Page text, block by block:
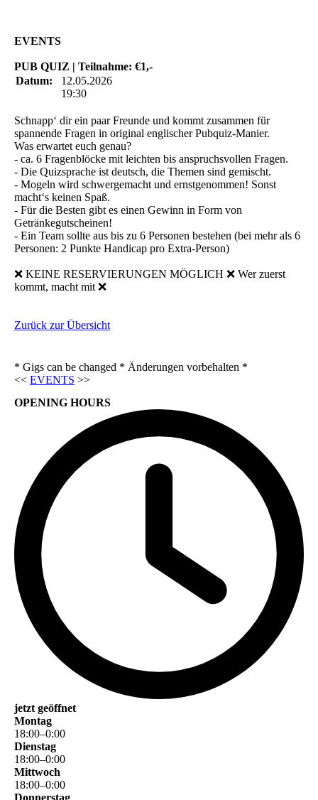
EVENTS
PUB QUIZ | Teilnahme: €1,-
Datum:
12.05.2026
19:30
Schnapp‘ dir ein paar Freunde und kommt zusammen für
spannende Fragen in original englischer Pubquiz-Manier.
Was erwartet euch genau?
- ca. 6 Fragenblöcke mit leichten bis anspruchsvollen Fragen.
- Die Quizsprache ist deutsch, die Themen sind gemischt.
- Mogeln wird schwergemacht und ernstgenommen! Sonst
macht‘s keinen Spaß.
- Für die Besten gibt es einen Gewinn in Form von
Getränkegutscheinen!
- Ein Team sollte aus bis zu 6 Personen bestehen (bei mehr als 6
Personen: 2 Punkte Handicap pro Extra-Person)
❌ KEINE RESERVIERUNGEN MÖGLICH ❌ Wer zuerst
kommt, macht mit ❌
Zurück zur Übersicht
* Gigs can be changed * Änderungen vorbehalten *
<< EVENTS >>
OPENING HOURS
jetzt geöffnet
Montag
18:00–0:00
Dienstag
18:00–0:00
Mittwoch
18:00–0:00
Donnerstag